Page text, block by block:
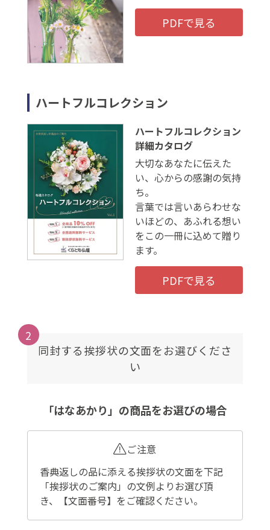
PDFで見る
ハートフルコレクション
ハートフルコレクション
詳細カタログ
大切なあなたに伝えた
い、心からの感謝の気持
ち。
言葉では言いあらわせな
いほどの、あふれる想い
をこの一冊に込めて贈り
ます。
PDFで見る
2
同封する挨拶状の文面をお選びくださ
い
「はなあかり」の商品をお選びの場合
ご注意
香典返しの品に添える挨拶状の文面を下記
「挨拶状のご案内」の文例よりお選び頂
き、【文面番号】をご確認ください。